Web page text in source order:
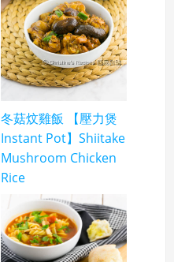
冬菇炆雞飯 【壓力煲
Instant Pot】Shiitake
Mushroom Chicken
Rice